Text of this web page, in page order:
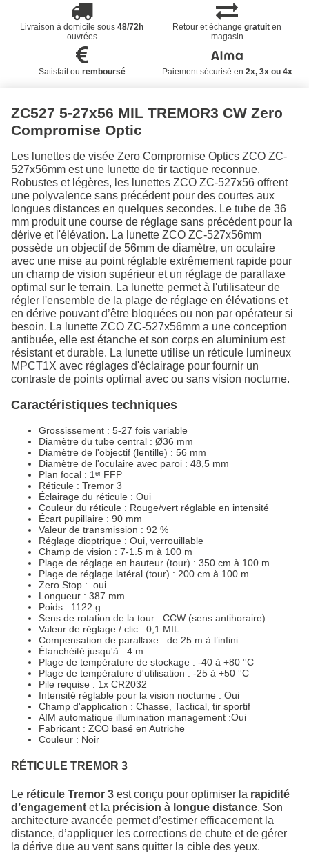
Livraison à domicile sous48/72h
ouvrées
Retour et échangegratuit en
magasin
Satisfait ou remboursé Paiement sécurisé en 2x, 3x ou 4x
ZC527 5-27x56 MIL TREMOR3 CW Zero
Compromise Optic
Les lunettes de visée Zero Compromise Optics ZCO ZC-
527x56mm est une lunette de tir tactique reconnue.
Robustes et légères, les lunettes ZCO ZC-527x56 offrent
une polyvalence sans précédent pour des courtes aux
longues distances en quelques secondes. Le tube de 36
mm produit une course de réglage sans précédent pour la
dérive et l'élévation. La lunette ZCO ZC-527x56mm
possède un objectif de 56mm de diamètre, un oculaire
avec une mise au point réglable extrêmement rapide pour
un champ de vision supérieur et un réglage de parallaxe
optimal sur le terrain. La lunette permet à l'utilisateur de
régler l'ensemble de la plage de réglage en élévations et
en dérive pouvant d’être bloquées ou non par opérateur si
besoin. La lunette ZCO ZC-527x56mm a une conception
antibuée, elle est étanche et son corps en aluminium est
résistant et durable. La lunette utilise un réticule lumineux
MPCT1X avec réglages d'éclairage pour fournir un
contraste de points optimal avec ou sans vision nocturne.
Caractéristiques techniques
Grossissement : 5-27 fois variable
Diamètre du tube central : Ø36 mm
Diamètre de l'objectif (lentille) : 56 mm
Diamètre de l'oculaire avec paroi : 48,5 mm
Plan focal : 1ᵉʳ FFP
Réticule : Tremor 3
Éclairage du réticule : Oui
Couleur du réticule : Rouge/vert réglable en intensité
Écart pupillaire : 90 mm
Valeur de transmission : 92 %
Réglage dioptrique : Oui, verrouillable
Champ de vision : 7-1.5 m à 100 m
Plage de réglage en hauteur (tour) : 350 cm à 100 m
Plage de réglage latéral (tour) : 200 cm à 100 m
Zero Stop : oui
Longueur : 387 mm
Poids : 1122 g
Sens de rotation de la tour : CCW (sens antihoraire)
Valeur de réglage / clic : 0,1 MIL
Compensation de parallaxe : de 25 m à l’infini
Étanchéité jusqu'à : 4 m
Plage de température de stockage : -40 à +80 °C
Plage de température d'utilisation : -25 à +50 °C
Pile requise : 1x CR2032
Intensité réglable pour la vision nocturne : Oui
Champ d'application : Chasse, Tactical, tir sportif
AIM automatique illumination management :Oui
Fabricant : ZCO basé en Autriche
Couleur : Noir
RÉTICULE TREMOR 3
Le réticule Tremor 3 est conçu pour optimiser la rapidité
d’engagement et la précision à longue distance. Son
architecture avancée permet d’estimer efficacement la
distance, d’appliquer les corrections de chute et de gérer
la dérive due au vent sans quitter la cible des yeux.